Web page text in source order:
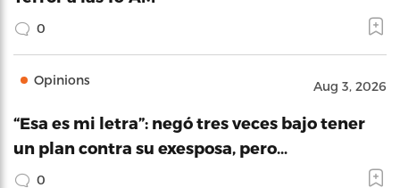
0
Opinions Aug 3, 2026
“Esa es mi letra”: negó tres veces bajo tener
un plan contra su exesposa, pero…
0